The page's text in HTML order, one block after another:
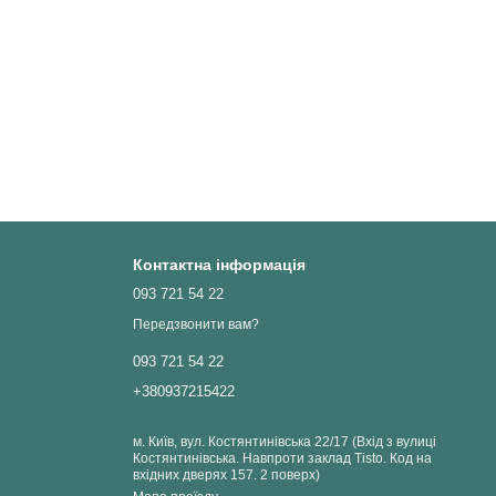
Контактна інформація
093 721 54 22
Передзвонити вам?
093 721 54 22
+380937215422
м. Київ, вул. Костянтинівська 22/17 (Вхід з вулиці
Костянтинівська. Навпроти заклад Tisto. Код на
вхідних дверях 157. 2 поверх)